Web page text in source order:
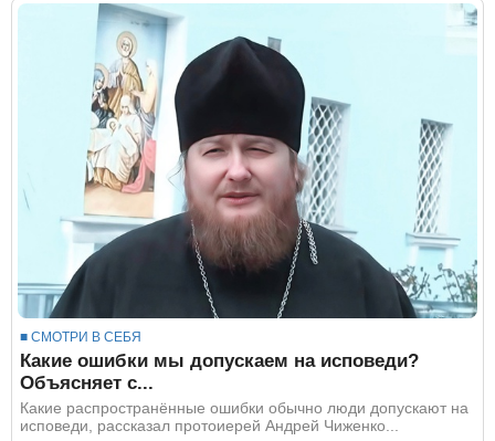
■ СМОТРИ В СЕБЯ
Какие ошибки мы допускаем на исповеди?
Объясняет с...
Какие распространённые ошибки обычно люди допускают на
исповеди, рассказал протоиерей Андрей Чиженко...